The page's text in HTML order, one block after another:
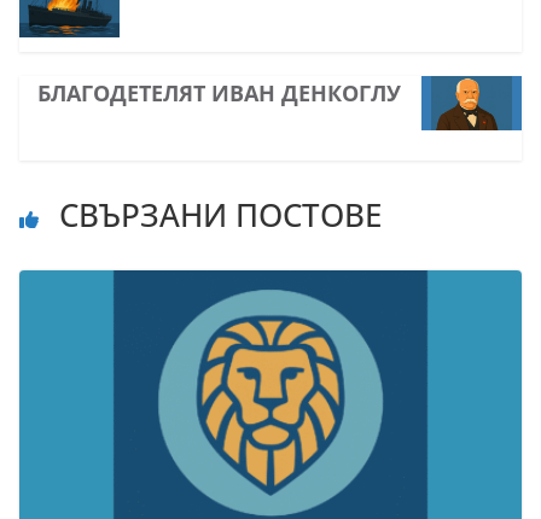
БЛАГОДЕТЕЛЯТ ИВАН ДЕНКОГЛУ
СВЪРЗАНИ ПОСТОВЕ